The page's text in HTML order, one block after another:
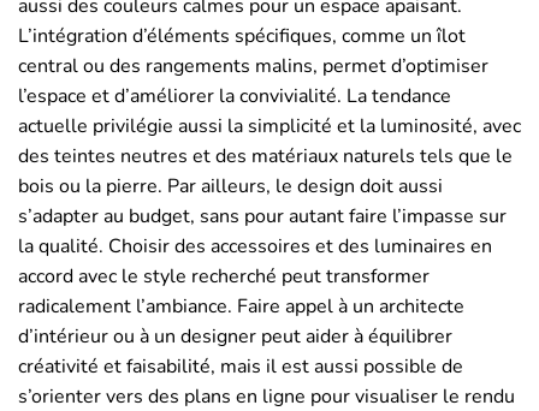
aussi des couleurs calmes pour un espace apaisant.
L’intégration d’éléments spécifiques, comme un îlot
central ou des rangements malins, permet d’optimiser
l’espace et d’améliorer la convivialité. La tendance
actuelle privilégie aussi la simplicité et la luminosité, avec
des teintes neutres et des matériaux naturels tels que le
bois ou la pierre. Par ailleurs, le design doit aussi
s’adapter au budget, sans pour autant faire l’impasse sur
la qualité. Choisir des accessoires et des luminaires en
accord avec le style recherché peut transformer
radicalement l’ambiance. Faire appel à un architecte
d’intérieur ou à un designer peut aider à équilibrer
créativité et faisabilité, mais il est aussi possible de
s’orienter vers des plans en ligne pour visualiser le rendu